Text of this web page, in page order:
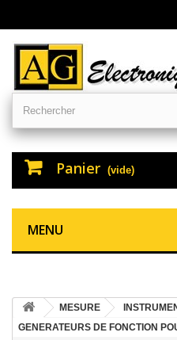
Panier (vide)
MENU
MESURE
GENERATEURS DE FONCTION